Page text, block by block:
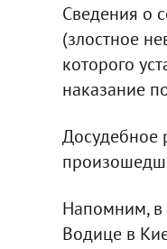
Сведения о
(злостное
которого
наказание
Досудебное
Напомним, в
Водице в